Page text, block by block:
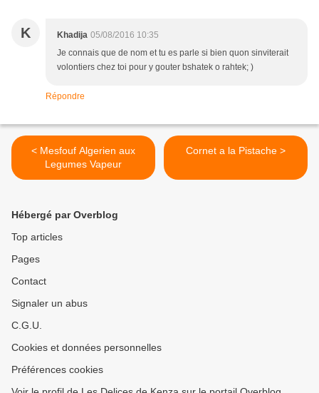
K Khadija 05/08/2016 10:35
Je connais que de nom et tu es parle si bien quon sinviterait
volontiers chez toi pour y gouter bshatek o rahtek; )
Répondre
< Mesfouf Algerien aux
Legumes Vapeur
Cornet a la Pistache >
Hébergé par Overblog
Top articles
Pages
Contact
Signaler un abus
C.G.U.
Cookies et données personnelles
Préférences cookies